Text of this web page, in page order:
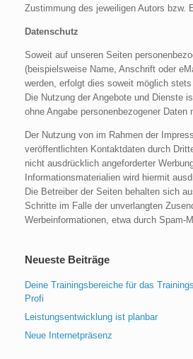
Zustimmung des jeweiligen Autors bzw.
Datenschutz
Soweit auf unseren Seiten
(beispielsweise Name, Anschrift oder
werden, erfolgt dies soweit möglich
Die Nutzung der Angebote und Dienste
ohne Angabe personenbezogener Daten
Der Nutzung von im Rahmen der
veröffentlichten Kontaktdaten durch
nicht ausdrücklich angeforderter
Informationsmaterialien wird hiermit
Die Betreiber der Seiten behalten sich
Schritte im Falle der unverlangten
Werbeinformationen, etwa durch Spam-
Neueste Beiträge
Deine Trainingsbereiche für das
Profi
Leistungsentwicklung ist planbar
Neue Internetpräsenz